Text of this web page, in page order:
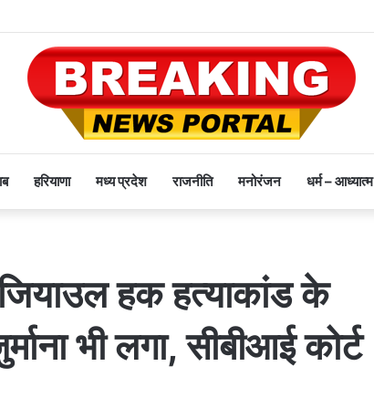
हरियाणा मध्य प्रदेश राजनीति मनोरंजन धर्म – आध्यात्म
हक हत्याकांड के
भी लगा, सीबीआई कोर्ट